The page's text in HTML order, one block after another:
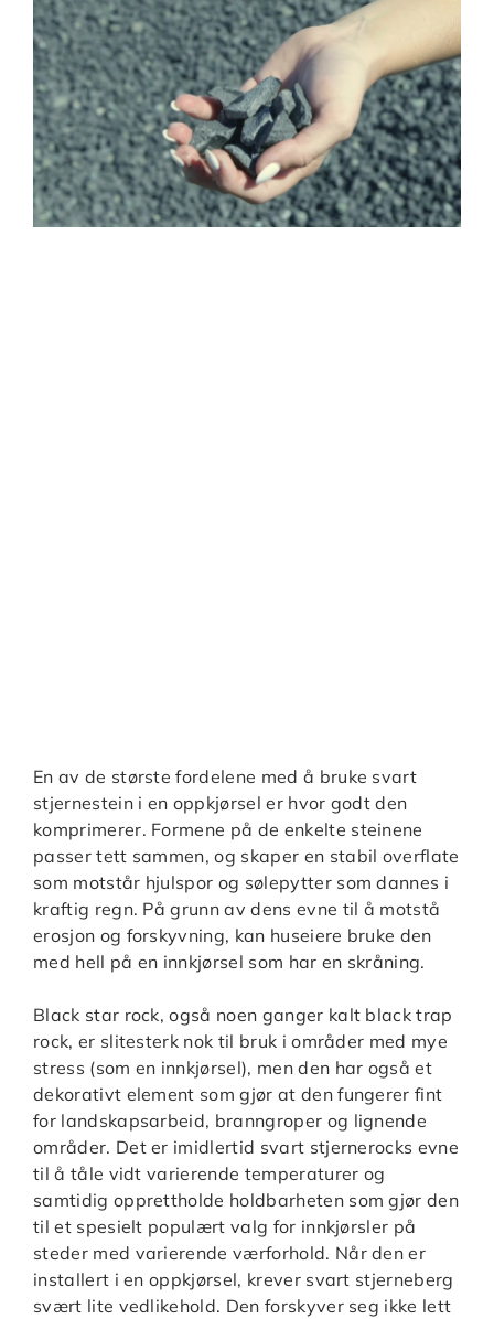
En av de største fordelene med å bruke svart
stjernestein i en oppkjørsel er hvor godt den
komprimerer. Formene på de enkelte steinene
passer tett sammen, og skaper en stabil overflate
som motstår hjulspor og sølepytter som dannes i
kraftig regn. På grunn av dens evne til å motstå
erosjon og forskyvning, kan huseiere bruke den
med hell på en innkjørsel som har en skråning.
Black star rock, også noen ganger kalt black trap
rock, er slitesterk nok til bruk i områder med mye
stress (som en innkjørsel), men den har også et
dekorativt element som gjør at den fungerer fint
for landskapsarbeid, branngroper og lignende
områder. Det er imidlertid svart stjernerocks evne
til å tåle vidt varierende temperaturer og
samtidig opprettholde holdbarheten som gjør den
til et spesielt populært valg for innkjørsler på
steder med varierende værforhold. Når den er
installert i en oppkjørsel, krever svart stjerneberg
svært lite vedlikehold. Den forskyver seg ikke lett